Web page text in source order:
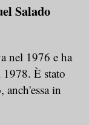
Salado
nel 1976 e ha
1978. È stato
in